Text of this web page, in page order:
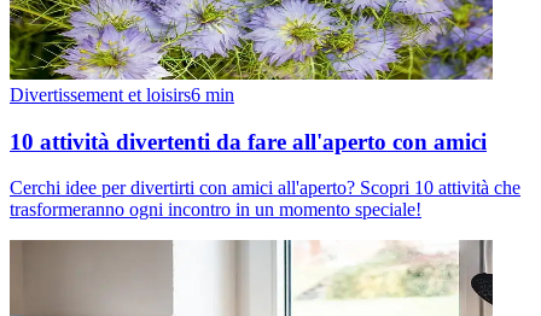
Divertissement et loisirs6 min
10 attività divertenti da fare all'aperto con amici
Cerchi idee per divertirti con amici all'aperto? Scopri 10 attività che
trasformeranno ogni incontro in un momento speciale!